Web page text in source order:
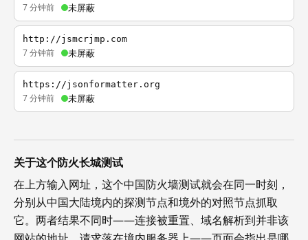
7 分钟前 未屏蔽
http://jsmcrjmp.com
7 分钟前 未屏蔽
https://jsonformatter.org
7 分钟前 未屏蔽
关于这个防火长城测试
在上方输入网址，这个中国防火墙测试就会在同一时刻，
分别从中国大陆境内的探测节点和境外的对照节点抓取
它。两者结果不同时——连接被重置、域名解析到并非该